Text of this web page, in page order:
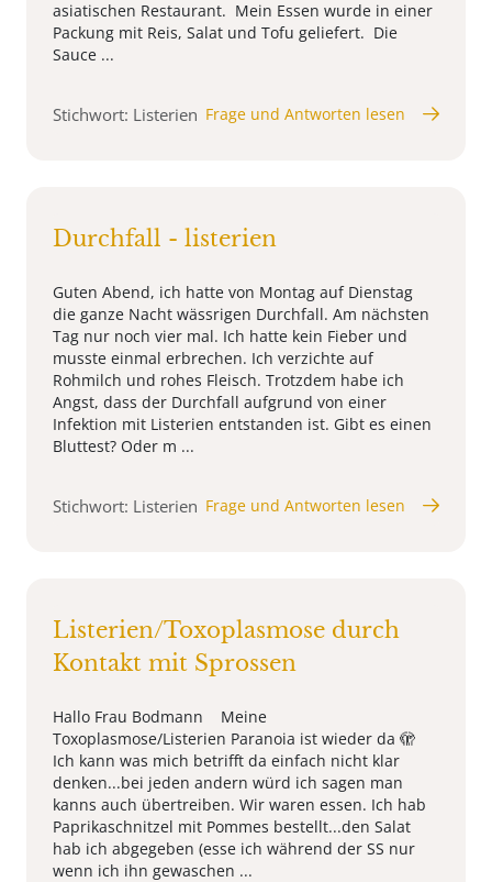
asiatischen Restaurant. Mein Essen wurde in einer
Packung mit Reis, Salat und Tofu geliefert. Die
Sauce ...
Stichwort: Listerien Frage und Antworten lesen
Durchfall - listerien
Guten Abend, ich hatte von Montag auf Dienstag
die ganze Nacht wässrigen Durchfall. Am nächsten
Tag nur noch vier mal. Ich hatte kein Fieber und
musste einmal erbrechen. Ich verzichte auf
Rohmilch und rohes Fleisch. Trotzdem habe ich
Angst, dass der Durchfall aufgrund von einer
Infektion mit Listerien entstanden ist. Gibt es einen
Bluttest? Oder m ...
Stichwort: Listerien Frage und Antworten lesen
Listerien/Toxoplasmose durch
Kontakt mit Sprossen
Hallo Frau Bodmann Meine
Toxoplasmose/Listerien Paranoia ist wieder da 🫣
Ich kann was mich betrifft da einfach nicht klar
denken...bei jeden andern würd ich sagen man
kanns auch übertreiben. Wir waren essen. Ich hab
Paprikaschnitzel mit Pommes bestellt...den Salat
hab ich abgegeben (esse ich während der SS nur
wenn ich ihn gewaschen ...